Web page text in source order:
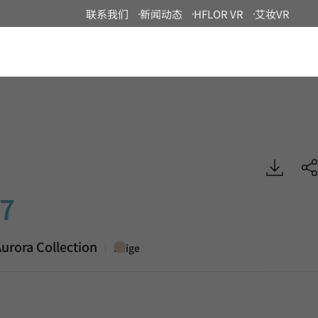
联系我们 新闻动态 HFLOR VR 艾妆VR
Collection Beige